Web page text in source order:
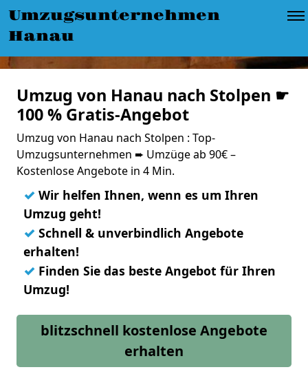
Umzugsunternehmen
Hanau
Umzug von Hanau nach Stolpen ☛
100 % Gratis-Angebot
Umzug von Hanau nach Stolpen : Top-
Umzugsunternehmen ➨ Umzüge ab 90€ –
Kostenlose Angebote in 4 Min.
✓ Wir helfen Ihnen, wenn es um Ihren
Umzug geht!
✓ Schnell & unverbindlich Angebote
erhalten!
✓ Finden Sie das beste Angebot für Ihren
Umzug!
blitzschnell kostenlose Angebote
erhalten